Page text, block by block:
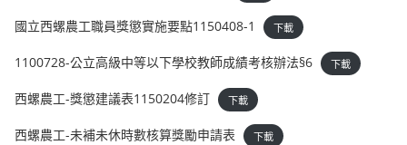
國立西螺農工職員獎懲實施要點1150408-1 下載
1100728-公立高級中等以下學校教師成績考核辦法§6 下載
西螺農工-獎懲建議表1150204修訂 下載
西螺農工-未補未休時數核算獎勵申請表 下載